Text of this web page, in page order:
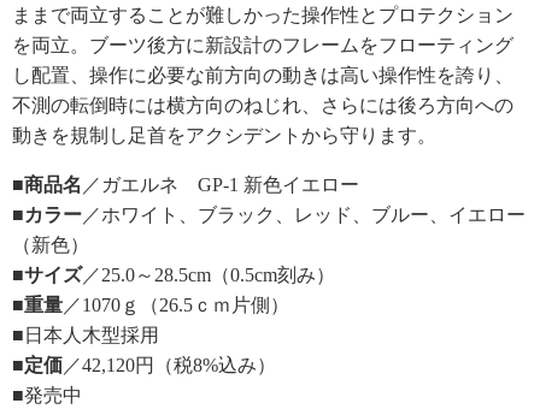
ままで両立することが難しかった操作性とプロテクション
を両立。ブーツ後方に新設計のフレームをフローティング
し配置、操作に必要な前方向の動きは高い操作性を誇り、
不測の転倒時には横方向のねじれ、さらには後ろ方向への
動きを規制し足首をアクシデントから守ります。
■商品名 ／ガエルネ GP-1 新色イエロー
■カラー ／ホワイト、ブラック、レッド、ブルー、イエロー
（新色）
■サイズ／25.0～28.5cm（0.5cm刻み）
■重量 ／1070ｇ（26.5ｃｍ片側）
■日本人木型採用
■定価 ／42,120円（税8%込み）
■発売中